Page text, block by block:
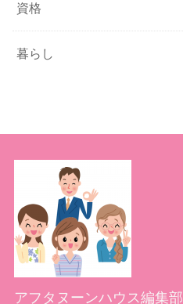
資格
暮らし
アフタヌーンハウス編集部